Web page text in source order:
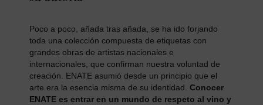
Poco a poco, añada tras añada, se ha ido forjando
toda una colección compuesta de etiquetas con
grandes obras de artistas nacionales e
internacionales, que confirman nuestra voluntad de
creación. ENATE asumió desde un principio que el
arte era la esencia misma de su identidad. Conocer
ENATE es entrar en un mundo de respeto al vino y